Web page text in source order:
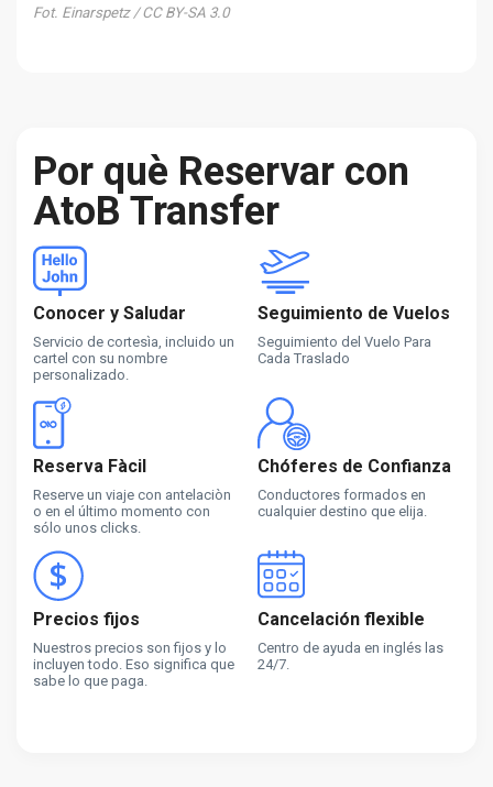
Fot. Einarspetz / CC BY-SA 3.0
Por què Reservar con
AtoB Transfer
Conocer y Saludar
Servicio de cortesìa, incluido un
cartel con su nombre
personalizado.
Seguimiento de Vuelos
Seguimiento del Vuelo Para
Cada Traslado
Reserva Fàcil
Reserve un viaje con antelaciòn
o en el último momento con
sólo unos clicks.
Chóferes de Confianza
Conductores formados en
cualquier destino que elija.
Precios fijos
Nuestros precios son fijos y lo
incluyen todo. Eso significa que
sabe lo que paga.
Cancelación flexible
Centro de ayuda en inglés las
24/7.